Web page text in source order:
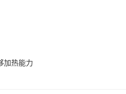
加热能力